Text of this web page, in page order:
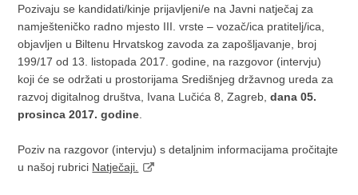
Pozivaju se kandidati/kinje prijavljeni/e na Javni natječaj za
namješteničko radno mjesto III. vrste – vozač/ica pratitelj/ica,
objavljen u Biltenu Hrvatskog zavoda za zapošljavanje, broj
199/17 od 13. listopada 2017. godine, na razgovor (intervju)
koji će se održati u prostorijama Središnjeg državnog ureda za
razvoj digitalnog društva, Ivana Lučića 8, Zagreb,dana 05.
prosinca 2017. godine.
Poziv na razgovor (intervju) s detaljnim informacijama pročitajte
u našoj rubrici Natječaji.